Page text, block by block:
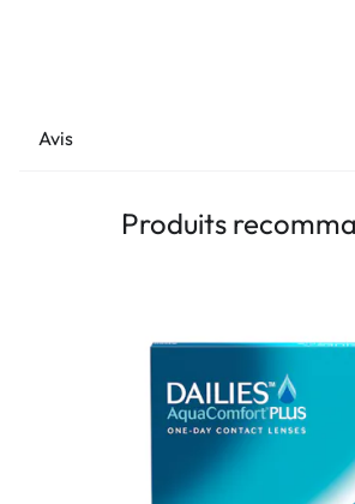
Avis
Produits